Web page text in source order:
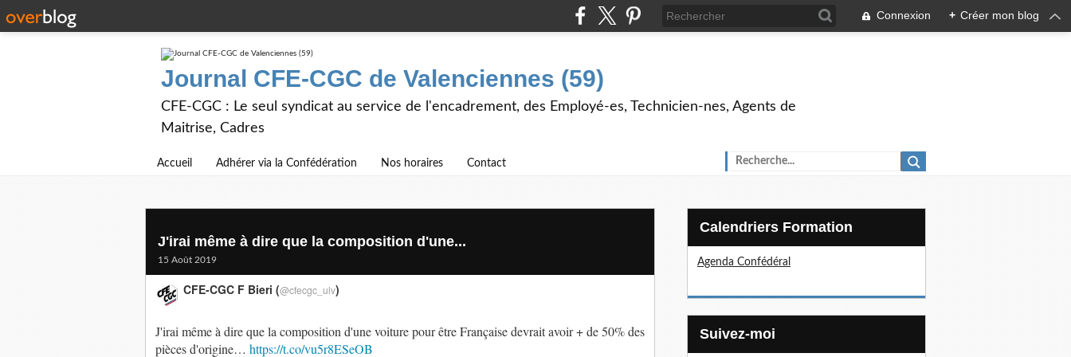
Connexion + Créer mon blog
Journal CFE-CGC de Valenciennes (59)
CFE-CGC : Le seul syndicat au service de l'encadrement, des Employé-es, Technicien-nes, Agents de
Maitrise, Cadres
Accueil Adhérer via la Confédération Nos horaires Contact
J'irai même à dire que la composition d'une...
15 Août 2019
J'irai même à dire que la composition d'une voiture pour être Française devrait avoir + de 50% des
pièces d'origine… https://t.co/vu5r8ESeOB
CFE-CGC F Bieri (@cfecgc_ulv)
Calendriers Formation
Agenda Confédéral
Suivez-moi